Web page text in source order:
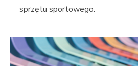
sprzętu sportowego.